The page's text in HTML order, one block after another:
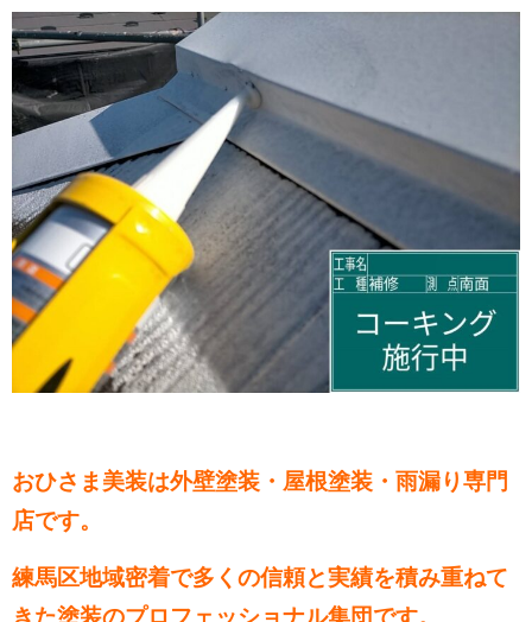
おひさま美装は外壁塗装・屋根塗装・雨漏り専門
店です。
練馬区地域密着で多くの信頼と実績を積み重ねて
きた塗装のプロフェッショナル集団です。